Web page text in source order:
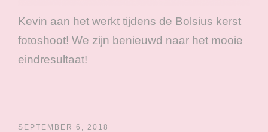
Kevin aan het werkt tijdens de Bolsius kerst
fotoshoot! We zijn benieuwd naar het mooie
eindresultaat!
SEPTEMBER 6, 2018